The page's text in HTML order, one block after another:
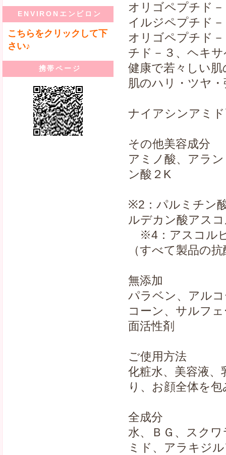
ENVIRONエンビロン
こちらをクリックして下
さい♪
携帯ページ
オリゴペプチド
イルジペプチド
オリゴペプチド
チド－３、ヘキ
健康で若々しい
肌のハリ・ツヤ
ナイアシンアミ
その他美容成分
アミノ酸、アラ
ン酸２K
※2：パルミチン
ルデカン酸アス
※4：アスコル
（すべて製品の
無添加
パラベン、アル
コーン、サルフ
面活性剤
ご使用方法
化粧水、美容液
り、お顔全体を
全成分
水、ＢＧ、スク
ミド、アラキジ